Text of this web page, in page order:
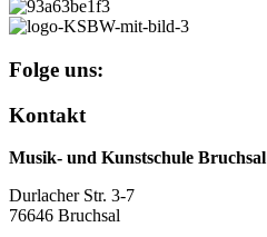
Folge uns:
Kontakt
Musik- und Kunstschule Bruchsal
Durlacher Str. 3-7
76646 Bruchsal